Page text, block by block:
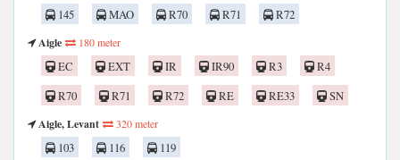
145
MAO R70 R71
R72
Aigle
180 meter
EC EXT IR IR90 R3
R4
R70
R71 R72 RE RE33
SN
Aigle, Levant
320 meter
103 116
119